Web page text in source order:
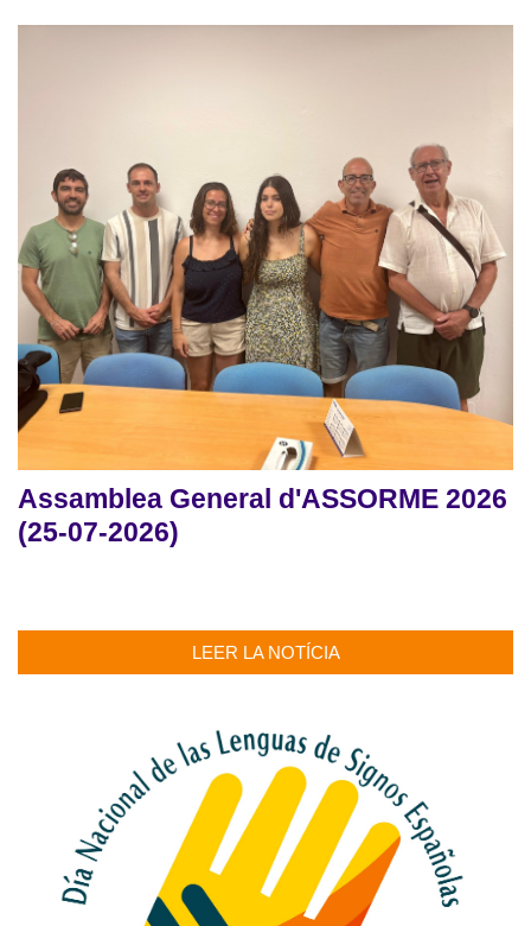
Assamblea General d'ASSORME 2026
(25-07-2026)
LEER LA NOTÍCIA